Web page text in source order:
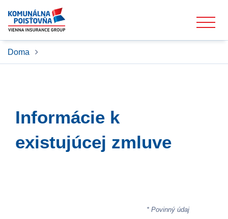
Doma
Informácie k
existujúcej zmluve
* Povinný údaj